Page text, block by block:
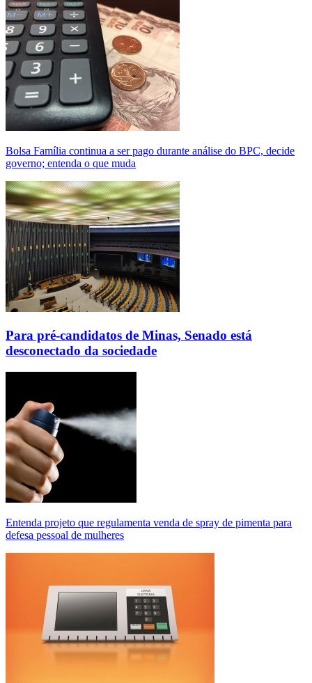
Bolsa Família continua a ser pago durante análise do BPC, decide
governo; entenda o que muda
Para pré-candidatos de Minas, Senado está
desconectado da sociedade
Entenda projeto que regulamenta venda de spray de pimenta para
defesa pessoal de mulheres